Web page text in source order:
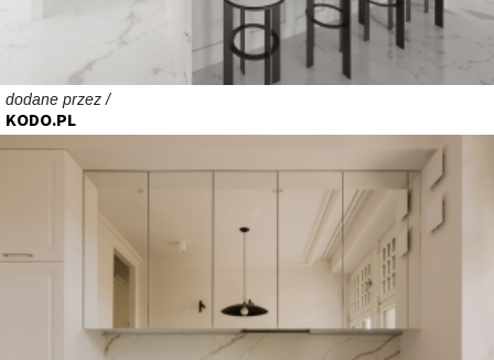
dodane przez /
KODO.PL